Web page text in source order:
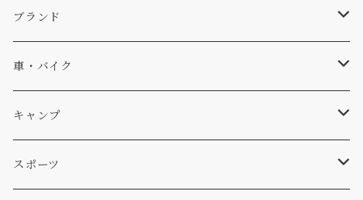
キャップ、ニット
ソックス
雑貨
ステッカー
ブランド
Db
サーフ
スキー
A-Frame
DOGS
Four My Self
車・バイク
車外
マット、シート
キャンプ
ファニチャー
スポーツ